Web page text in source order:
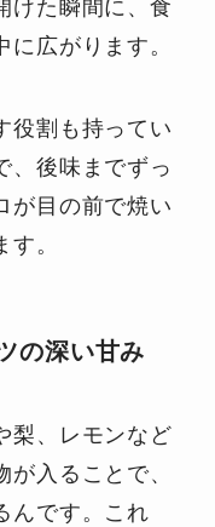
けた瞬間に、食
広がります。
役割も持ってい
、後味までずっ
が目の前で焼い
。
の深い甘み
梨、レモンなど
入ることで、
んです。これ